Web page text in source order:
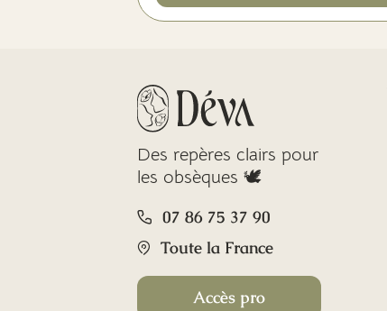
Des repères clairs pour
les obsèques 🕊️
07 86 75 37 90
Toute la France
Accès pro